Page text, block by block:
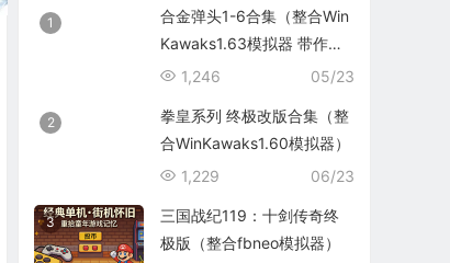
1
合金弹头1-6合集（整合Win
Kawaks1.63模拟器 带作弊
码）
05/23
1,246
2
拳皇系列 终极改版合集（整
合WinKawaks1.60模拟器）
06/23
1,229
3
三国战纪119：十剑传奇终
极版（整合fbneo模拟器）